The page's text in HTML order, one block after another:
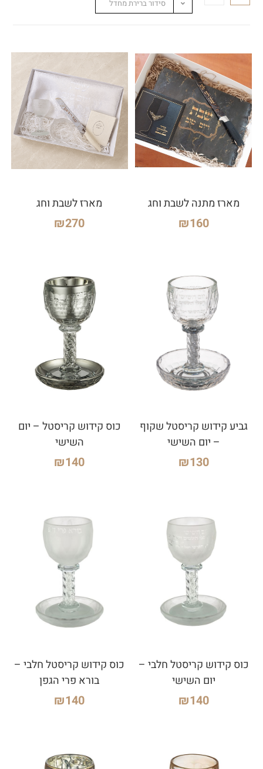
סידור ברירת מחדל
מארז מתנה לשבת וחג
₪160
מארז לשבת וחג
₪270
גביע קידוש קריסטל שקוף
– יום השישי
₪130
כוס קידוש קריסטל – יום
השישי
₪140
כוס קידוש קריסטל חלבי –
יום השישי
₪140
כוס קידוש קריסטל חלבי –
בורא פרי הגפן
₪140